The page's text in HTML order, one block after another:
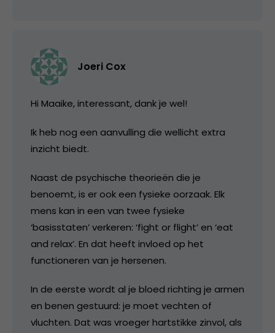
Joeri Cox
Hi Maaike, interessant, dank je wel!
Ik heb nog een aanvulling die wellicht extra
inzicht biedt.
Naast de psychische theorieën die je
benoemt, is er ook een fysieke oorzaak. Elk
mens kan in een van twee fysieke
‘basisstaten’ verkeren: ‘fight or flight’ en ‘eat
and relax’. En dat heeft invloed op het
functioneren van je hersenen.
In de eerste wordt al je bloed richting je armen
en benen gestuurd: je moet vechten of
vluchten. Dat was vroeger hartstikke zinvol, als